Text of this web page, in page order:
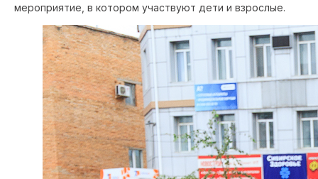
мероприятие, в котором участвуют дети и взрослые.